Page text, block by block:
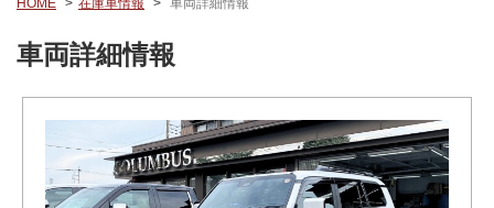
HOME 在庫車情報 車両詳細情報
車両詳細情報